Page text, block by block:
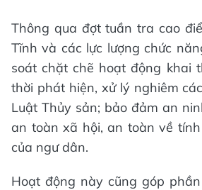
Thông qua đợt tuần tra cao
Tĩnh và các lực lượng chức
soát chặt chẽ hoạt động khai
thời phát hiện, xử lý nghiêm
Luật Thủy sản; bảo đảm an
an toàn xã hội, an toàn về
của ngư dân.
Hoạt động này cũng góp